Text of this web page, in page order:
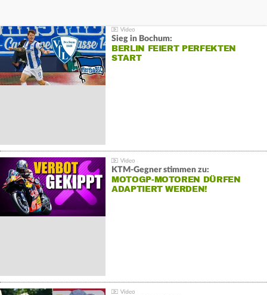
Sieg in Bochum:
BERLIN FEIERT PERFEKTEN
START
KTM-Gegner stimmen zu:
MOTOGP-MOTOREN DÜRFEN
ADAPTIERT WERDEN!